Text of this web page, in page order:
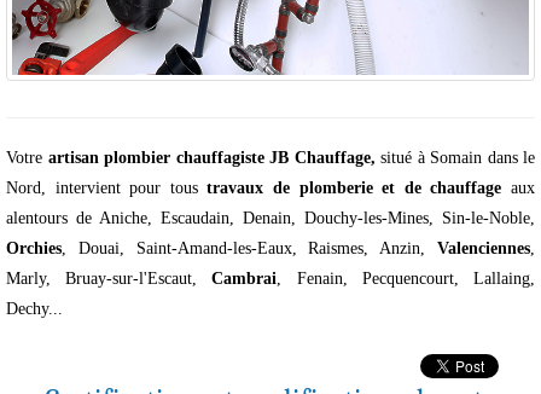
Votre artisan plombier chauffagiste JB Chauffage, situé à Somain dans le
Nord, intervient pour toustravaux de plomberie et de chauffage aux
alentours de Aniche, Escaudain, Denain, Douchy-les-Mines, Sin-le-Noble,
Orchies, Douai, Saint-Amand-les-Eaux, Raismes, Anzin, Valenciennes,
Marly, Bruay-sur-l'Escaut,Cambrai, Fenain, Pecquencourt, Lallaing,
Dechy...